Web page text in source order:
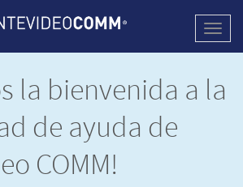
la bienvenida a la
de ayuda de
COMM!